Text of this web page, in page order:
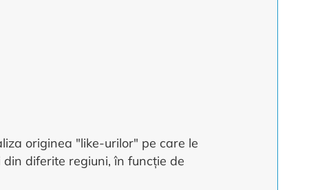
originea "like-urilor" pe care le
diferite regiuni, în funcție de